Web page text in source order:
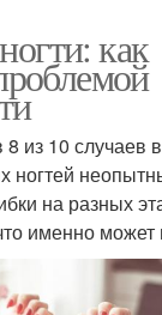
как
8 из 10 случаев
ногтей
на разных
именно может